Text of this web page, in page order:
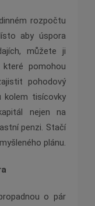
rozpočtu
aby úspora
můžete ji
pomohou
pohodový
kolem tisícovky
nejen na
penzi. Stačí
plánu.
o pár